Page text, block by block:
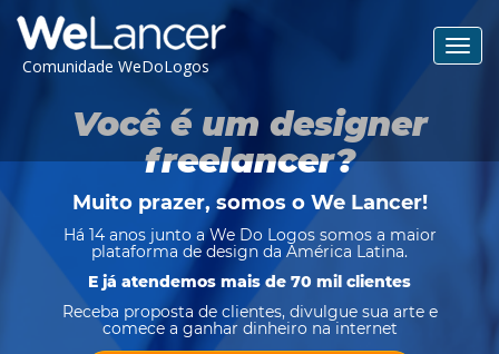
Comunidade WeDoLogos
Você é um designer
freelancer?
Muito prazer, somos o We Lancer!
Há 14 anos junto a We Do Logos somos a maior
plataforma de design da América Latina.
E já atendemos mais de 70 mil clientes
Receba proposta de clientes, divulgue sua arte e
comece a ganhar dinheiro na internet